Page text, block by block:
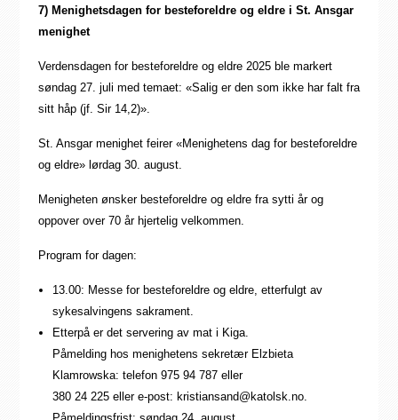
7) Menighetsdagen for besteforeldre og eldre i St. Ansgar
menighet
Verdensdagen for besteforeldre og eldre 2025 ble markert
søndag 27. juli med temaet: «Salig er den som ikke har falt fra
sitt håp (jf. Sir 14,2)».
St. Ansgar menighet feirer «Menighetens dag for besteforeldre
og eldre» lørdag 30. august.
Menigheten ønsker besteforeldre og eldre fra sytti år og
oppover over 70 år hjertelig velkommen.
Program for dagen:
13.00: Messe for besteforeldre og eldre, etterfulgt av
sykesalvingens sakrament.
Etterpå er det servering av mat i Kiga.
Påmelding hos menighetens sekretær Elzbieta
Klamrowska: telefon 975 94 787 eller
380 24 225 eller e-post: kristiansand@katolsk.no.